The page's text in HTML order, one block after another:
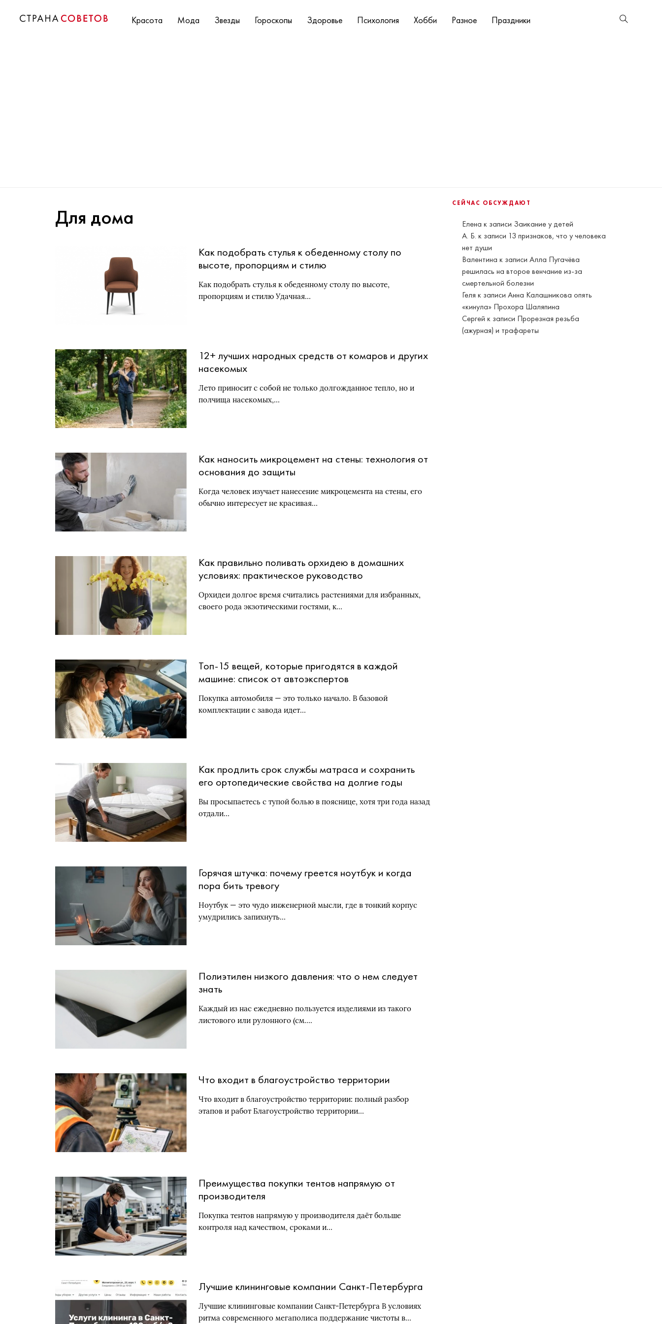
Красота Мода Звезды Гороскопы Здоровье Психология Хобби Разное Праздники
СЕЙЧАС ОБСУЖДАЮТ
Елена к записи Заикание у детей
А. Б. к записи 13 признаков, что у человека
нет души
Валентина к записиАлла Пугачёва
решилась на второе венчание из-за
смертельной болезни
Геля к записиАнна Калашникова опять
«кинула» Прохора Шаляпина
Сергей к записи Прорезная резьба
(ажурная) и трафареты
Для дома
Как подобрать стулья к обеденному столу по
высоте, пропорциям и стилю
Как подобрать стулья к обеденному столу по высоте,
пропорциям и стилю Удачная…
12+ лучших народных средств от комаров и других
насекомых
Лето приносит с собой не только долгожданное тепло, но и
полчища насекомых,…
Как наносить микроцемент на стены: технология от
основания до защиты
Когда человек изучает нанесение микроцемента на стены, его
обычно интересует не красивая…
Как правильно поливать орхидею в домашних
условиях: практическое руководство
Орхидеи долгое время считались растениями для избранных,
своего рода экзотическими гостями, к…
Топ-15 вещей, которые пригодятся в каждой
машине: список от автоэкспертов
Покупка автомобиля — это только начало. В базовой
комплектации с завода идет…
Как продлить срок службы матраса и сохранить
его ортопедические свойства на долгие годы
Вы просыпаетесь с тупой болью в пояснице, хотя три года назад
отдали…
Горячая штучка: почему греется ноутбук и когда
пора бить тревогу
Ноутбук — это чудо инженерной мысли, где в тонкий корпус
умудрились запихнуть…
Полиэтилен низкого давления: что о нем следует
знать
Каждый из нас ежедневно пользуется изделиями из такого
листового или рулонного (см….
Что входит в благоустройство территории
Что входит в благоустройство территории: полный разбор
этапов и работ Благоустройство территории…
Преимущества покупки тентов напрямую от
производителя
Покупка тентов напрямую у производителя даёт больше
контроля над качеством, сроками и…
Лучшие клининговые компании Санкт-Петербурга
Лучшие клининговые компании Санкт-Петербурга В условиях
ритма современного мегаполиса поддержание чистоты в…